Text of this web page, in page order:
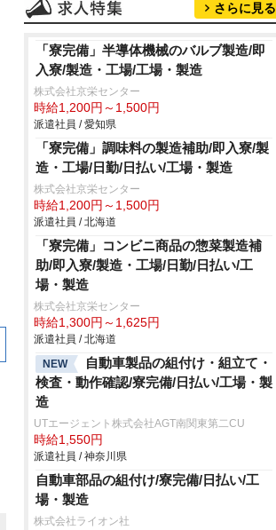
さらに見る
「寮完備」半導体機械のバルブ製造/即
入寮/製造・工場/工場・製造
株式会社京栄センター
時給1,200円～1,500円
派遣社員 / 愛知県
「寮完備」調味料の製造補助/即入寮/製
造・工場/日勤/日払い/工場・製造
株式会社京栄センター
時給1,200円～1,500円
派遣社員 / 北海道
「寮完備」コンビニ商品の惣菜製造補
助/即入寮/製造・工場/日勤/日払い/工
場・製造
株式会社京栄センター
時給1,300円～1,625円
派遣社員 / 北海道
NEW
自動車製品の組付け・組立て・
検査・動作確認/寮完備/日払い/工場・製
造
UTエージェント株式会社AGT南関東第二CU
時給1,550円
派遣社員 / 神奈川県
自動車部品の組付け/寮完備/日払い/工
場・製造
株式会社ライオン社